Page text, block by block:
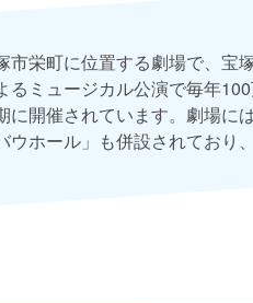
市栄町に位置する劇場で、宝
るミュージカル公演で毎年
に開催されています。劇場に
ホール」も併設されており